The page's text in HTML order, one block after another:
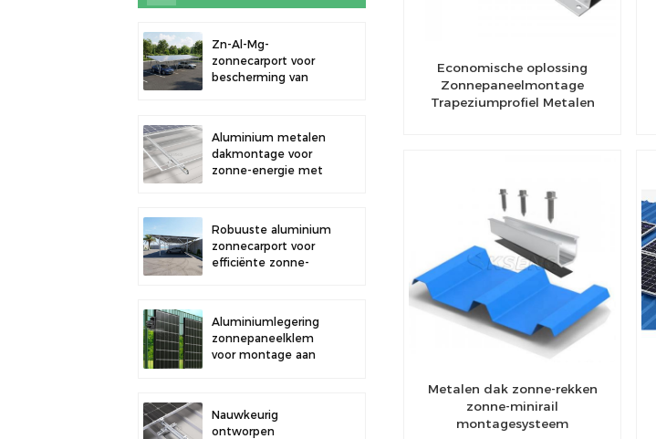
Economische oplossing
Zonnepaneelmontage
Trapeziumprofiel Metalen
Metalen dak zonne-rekken
zonne-minirail
montagesysteem
Zn-Al-Mg-
zonnecarport voor
bescherming van
Aluminium metalen
dakmontage voor
zonne-energie met
Robuuste aluminium
zonnecarport voor
efficiënte zonne-
Aluminiumlegering
zonnepaneelklem
voor montage aan
Nauwkeurig
ontworpen